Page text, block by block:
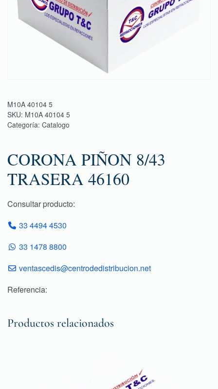
M10A 40104 5
SKU: M10A 40104 5
Categoría: Catalogo
CORONA PIÑON 8/43
TRASERA 46160
Consultar producto:
33 4494 4530
33 1478 8800
ventascedis@centrodedistribucion.net
Referencia:
Productos relacionados